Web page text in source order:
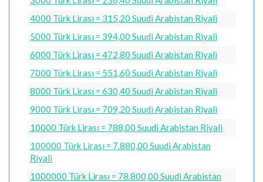
4000 Türk Lirası = 315,20 Suudi Arabistan Riyali
5000 Türk Lirası = 394,00 Suudi Arabistan Riyali
6000 Türk Lirası = 472,80 Suudi Arabistan Riyali
7000 Türk Lirası = 551,60 Suudi Arabistan Riyali
8000 Türk Lirası = 630,40 Suudi Arabistan Riyali
9000 Türk Lirası = 709,20 Suudi Arabistan Riyali
10000 Türk Lirası = 788,00 Suudi Arabistan Riyali
100000 Türk Lirası = 7.880,00 Suudi Arabistan
Riyali
1000000 Türk Lirası = 78.800,00 Suudi Arabistan